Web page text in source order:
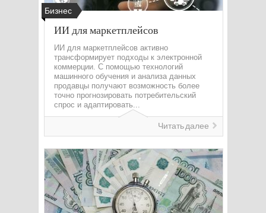
Бизнес
ИИ для маркетплейсов
ИИ для маркетплейсов активно
трансформирует подходы к электронной
коммерции. С помощью технологий
машинного обучения и анализа данных
продавцы получают возможность более
точно прогнозировать потребительский
спрос и адаптировать...
Читать далее